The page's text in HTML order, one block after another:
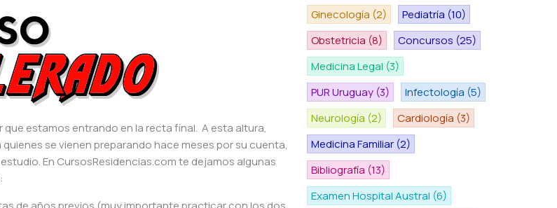
estamos entrando en la recta final. A esta altura,
se vienen preparando hace meses por su cuenta,
En CursosResidencias.com te dejamos algunas
Ginecología (2) Pediatría (10)
Obstetricia (8) Concursos (25)
Medicina Legal (3)
PUR Uruguay (3) Infectología (5)
Neurología (2) Cardiología (3)
Medicina Familiar (2)
Bibliografía (13)
Examen Hospital Austral (6)